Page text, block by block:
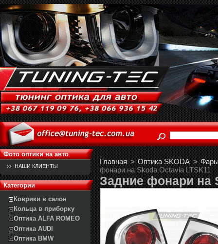
Фото оптики на авто
НАШИ КЛИЕНТЫ
Категории
Коврики в салон
Кольца в приборку
Оптика ALFA ROMEO
Оптика AUDI
Оптика BMW
Главная > Оптика SKODA >
фонари на Skoda Octavia LTSK11
Задние фонари на